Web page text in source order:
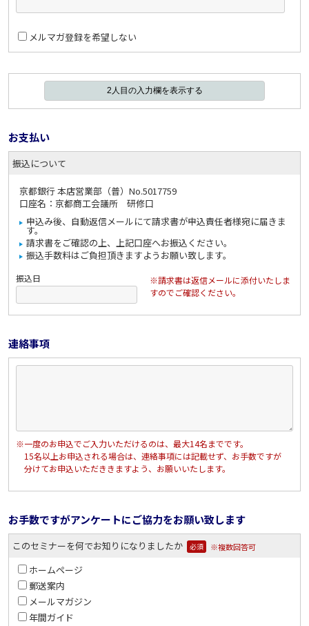
メルマガ登録を希望しない
お支払い
振込について
京都銀行 本店営業部（普）No.5017759
口座名：京都商工会議所 研修口
申込み後、自動返信メールにて請求書が申込責任者様宛に届きま
す。
請求書をご確認の上、上記口座へお振込ください。
振込手数料はご負担頂きますようお願い致します。
振込日
※請求書は返信メールに添付いたしま
すのでご確認ください。
連絡事項
※一度のお申込でご入力いただけるのは、最大14名までです。
15名以上お申込される場合は、連絡事項には記載せず、お手数ですが
分けてお申込いただききますよう、お願いいたします。
お手数ですがアンケートにご協力をお願い致します
このセミナーを何でお知りになりましたか 必須 ※複数回答可
ホームページ
郵送案内
メールマガジン
年間ガイド